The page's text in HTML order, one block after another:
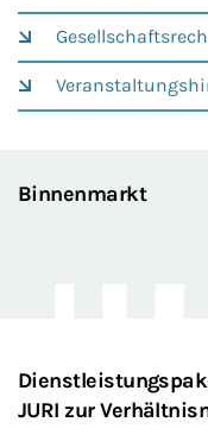
Binnenmarkt
JURI zur